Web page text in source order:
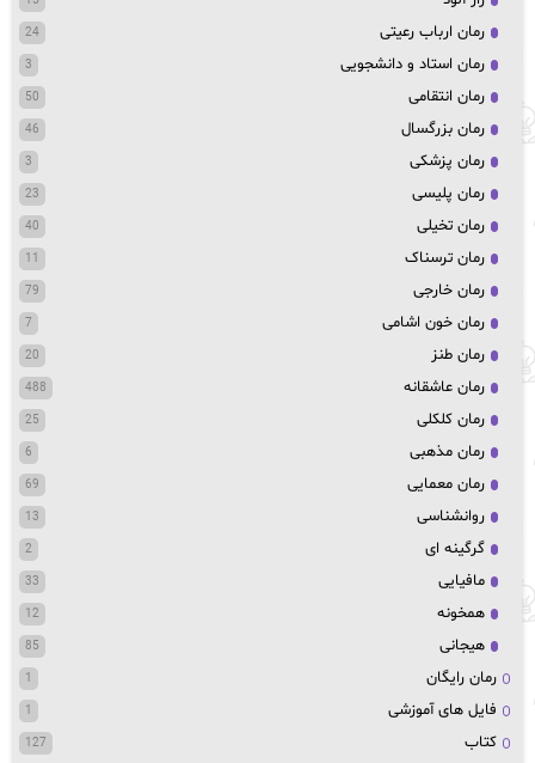
رمان ارباب رعیتی 24
رمان استاد و دانشجویی 3
رمان انتقامی 50
رمان بزرگسال 46
رمان پزشکی 3
رمان پلیسی 23
رمان تخیلی 40
رمان ترسناک 11
رمان خارجی 79
رمان خون اشامی 7
رمان طنز 20
رمان عاشقانه 488
رمان کلکلی 25
رمان مذهبی 6
رمان معمایی 69
روانشناسی 13
گرگینه ای 2
مافیایی 33
همخونه 12
هیجانی 85
رمان رایگان 1
فایل های آموزشی 1
کتاب 127